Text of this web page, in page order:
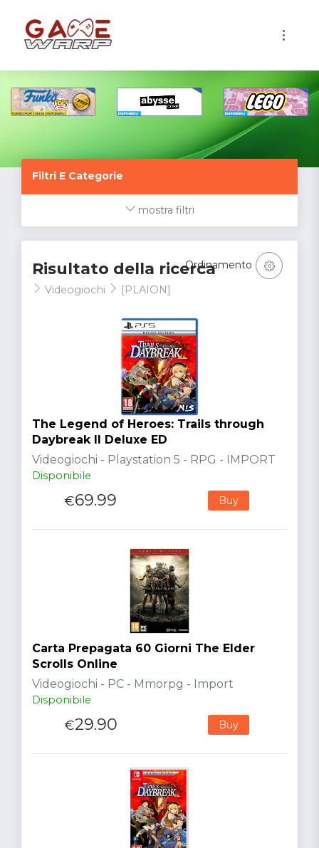
Filtri E Categorie
mostra filtri
Risultato della ricerca
Videogiochi [PLAION]
Ordinamento
The Legend of Heroes: Trails through
Daybreak II Deluxe ED
Videogiochi - Playstation 5 - RPG - IMPORT
Disponibile
€69.99 Buy
Carta Prepagata 60 Giorni The Elder
Scrolls Online
Videogiochi - PC - Mmorpg - Import
Disponibile
€29.90 Buy